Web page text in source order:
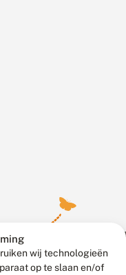
wij technologieën
op te slaan en/of